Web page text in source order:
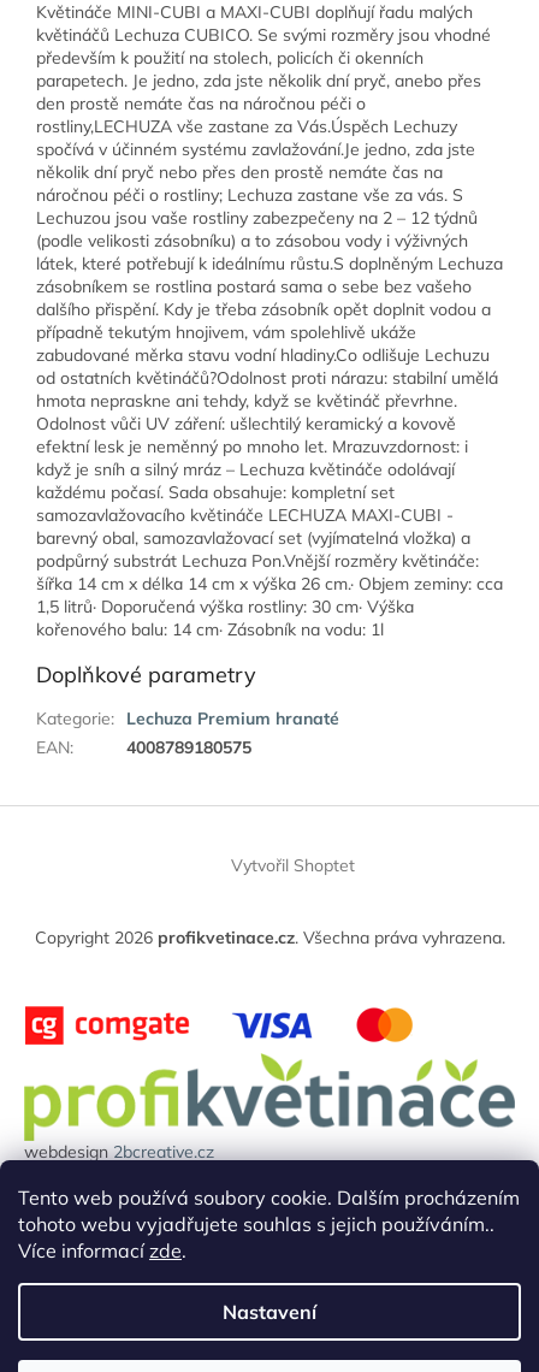
Tento web používá soubory cookie. Dalším procházením
tohoto webu vyjadřujete souhlas s jejich používáním..
Více informacízde.
Nastavení
Květináče MINI-CUBI a MAXI-CUBI doplňují řadu malých
květináčů Lechuza CUBICO. Se svými rozměry jsou vhodné
především k použití na stolech, policích či okenních
parapetech. Je jedno, zda jste několik dní pryč, anebo přes
den prostě nemáte čas na náročnou péči o
rostliny,LECHUZA vše zastane za Vás.Úspěch Lechuzy
spočívá v účinném systému zavlažování.Je jedno, zda jste
několik dní pryč nebo přes den prostě nemáte čas na
náročnou péči o rostliny; Lechuza zastane vše za vás. S
Lechuzou jsou vaše rostliny zabezpečeny na 2 – 12 týdnů
(podle velikosti zásobníku) a to zásobou vody i výživných
látek, které potřebují k ideálnímu růstu.S doplněným Lechuza
zásobníkem se rostlina postará sama o sebe bez vašeho
dalšího přispění. Kdy je třeba zásobník opět doplnit vodou a
případně tekutým hnojivem, vám spolehlivě ukáže
zabudované měrka stavu vodní hladiny.Co odlišuje Lechuzu
od ostatních květináčů?Odolnost proti nárazu: stabilní umělá
hmota nepraskne ani tehdy, když se květináč převrhne.
Odolnost vůči UV záření: ušlechtilý keramický a kovově
efektní lesk je neměnný po mnoho let. Mrazuvzdornost: i
když je sníh a silný mráz – Lechuza květináče odolávají
každému počasí. Sada obsahuje: kompletní set
samozavlažovacího květináče LECHUZA MAXI-CUBI -
barevný obal, samozavlažovací set (vyjímatelná vložka) a
podpůrný substrát Lechuza Pon.Vnější rozměry květináče:
šířka 14 cm x délka 14 cm x výška 26 cm.· Objem zeminy: cca
1,5 litrů· Doporučená výška rostliny: 30 cm· Výška
kořenového balu: 14 cm· Zásobník na vodu: 1l
Doplňkové parametry
Kategorie:
Lechuza Premium hranaté
EAN: 4008789180575
Vytvořil Shoptet
Copyright 2026 profikvetinace.cz. Všechna práva vyhrazena.
webdesign2bcreative.cz